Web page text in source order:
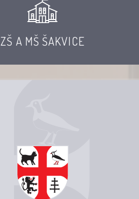
ZŠ A MŠ ŠAKVICE